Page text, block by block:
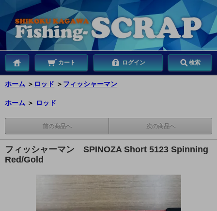
カート ログイン 検索
ホーム ＞ ロッド ＞ フィッシャーマン
ホーム ＞ ロッド
前の商品へ 次の商品へ
フィッシャーマン SPINOZA Short 5123 Spinning
Red/Gold